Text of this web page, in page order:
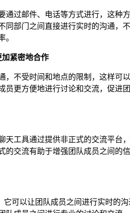
通过邮件、电话等方式进行，这种
部门之间直接进行实时的沟通，
。
紧密地合作
不受时间和地点的限制，这样可
更方便地进行讨论和交流，促进
天工具通过提供非正式的交流平台
交流有助于增强团队成员之间的
可以让团队成员之间进行实时的